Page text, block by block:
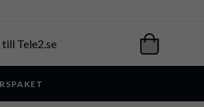
Tele2.se